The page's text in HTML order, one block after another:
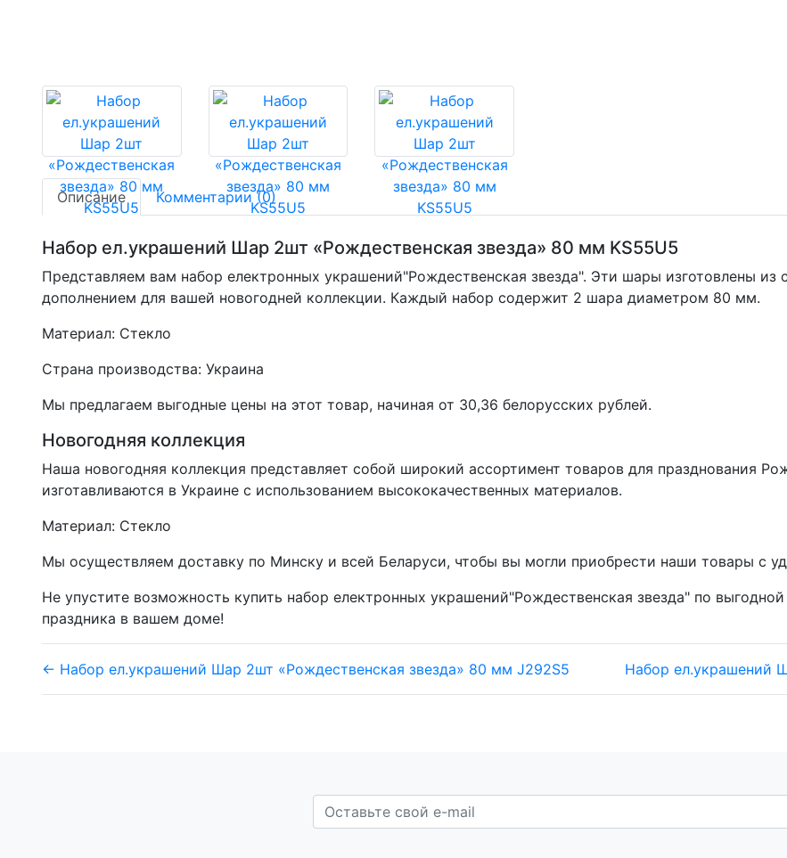
Описание Комментарии (0)
Набор ел.украшений Шар 2шт «Рождественская звезда» 80 мм KS55U5
Представляем вам набор електронных украшений"Рождественская звезда". Эти шары изготовлены из
дополнением для вашей новогодней коллекции. Каждый набор содержит 2 шара диаметром 80 мм.
Материал: Стекло
Страна производства: Украина
Мы предлагаем выгодные цены на этот товар, начиная от 30,36 белорусских рублей.
Новогодняя коллекция
Наша новогодняя коллекция представляет собой широкий ассортимент товаров для празднования
изготавливаются в Украине с использованием высококачественных материалов.
Материал: Стекло
Мы осуществляем доставку по Минску и всей Беларуси, чтобы вы могли приобрести наши товары с
Не упустите возможность купить набор електронных украшений"Рождественская звезда" по
праздника в вашем доме!
← Набор ел.украшений Шар 2шт «Рождественская звезда» 80 мм J292S5 Набор ел.украшений